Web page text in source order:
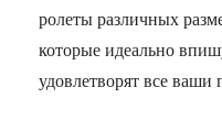
ролеты различных
которые идеально
удовлетворят все ваши